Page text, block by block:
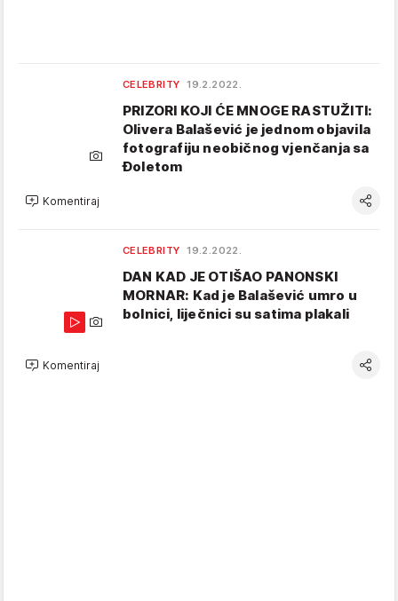
CELEBRITY 19.2.2022.
PRIZORI KOJI ĆE MNOGE RASTUŽITI:
Olivera Balašević je jednom objavila
fotografiju neobičnog vjenčanja sa
Đoletom
Komentiraj
CELEBRITY 19.2.2022.
DAN KAD JE OTIŠAO PANONSKI
MORNAR: Kad je Balašević umro u
bolnici, liječnici su satima plakali
Komentiraj